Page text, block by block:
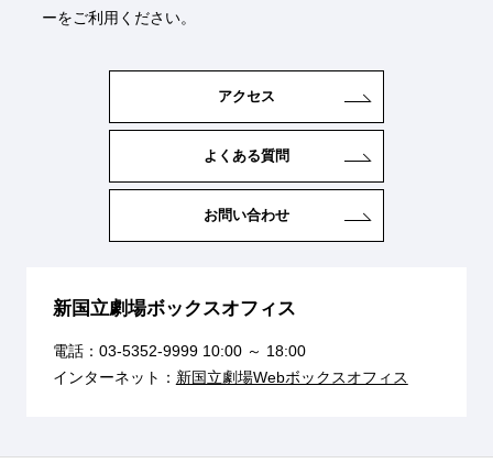
ーをご利用ください。
アクセス
よくある質問
お問い合わせ
新国立劇場ボックスオフィス
電話： 03-5352-999910:00 ～ 18:00
インターネット： 新国立劇場Webボックスオフィス